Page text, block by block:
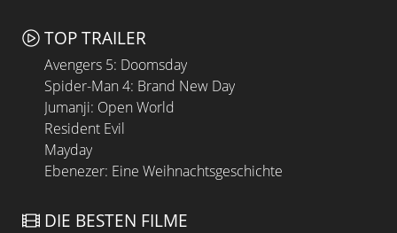
TOP TRAILER
Avengers 5: Doomsday
Spider-Man 4: Brand New Day
Jumanji: Open World
Resident Evil
Mayday
Ebenezer: Eine Weihnachtsgeschichte
DIE BESTEN FILME